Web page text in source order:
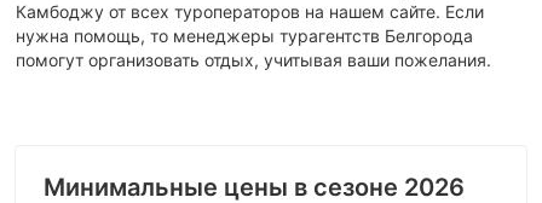
Камбоджу от всех туроператоров на нашем сайте. Если
нужна помощь, то менеджеры турагентств Белгорода
помогут организовать отдых, учитывая ваши пожелания.
Минимальные цены в сезоне 2026